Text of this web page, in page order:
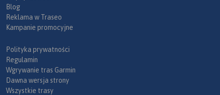
Blog
Reklama w Traseo
Kampanie promocyjne
Polityka prywatności
Regulamin
Wgrywanie tras Garmin
Dawna wersja strony
Wszystkie trasy